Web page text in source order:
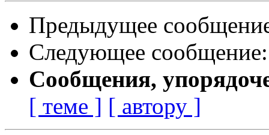
Предыдущее
Следующее
Сообщения,
[ теме ] [ автору ]